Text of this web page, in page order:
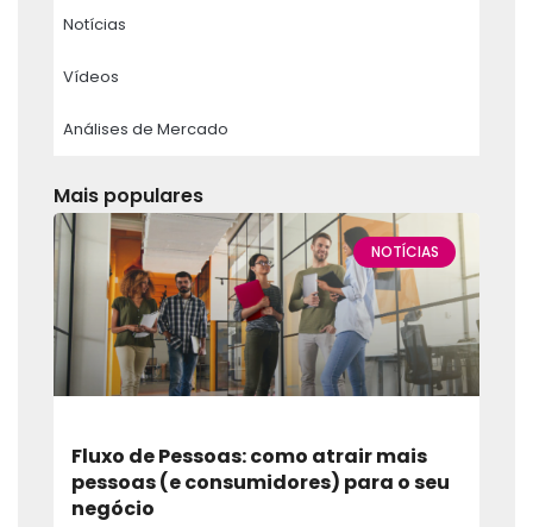
Notícias
Vídeos
Análises de Mercado
Mais populares
NOTÍCIAS
Fluxo de Pessoas: como atrair mais
pessoas (e consumidores) para o seu
negócio